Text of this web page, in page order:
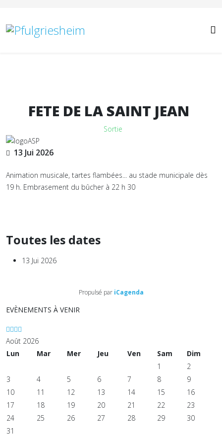
FETE DE LA SAINT JEAN
Sortie
13 Jui 2026
Animation musicale, tartes flambées... au stade municipale dès
19 h. Embrasement du bûcher à 22 h 30
Toutes les dates
13 Jui 2026
Propulsé par iCagenda
EVÈNEMENTS À VENIR
Août 2026
Lun
Mar Mer Jeu Ven Sam
Dim
1
2
3
4 5 6 7 8
9
10
11 12 13 14 15
16
17
18 19 20 21 22
23
24
25 26 27 28 29
30
31